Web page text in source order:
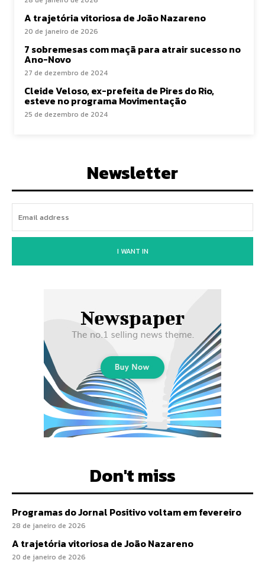
A trajetória vitoriosa de João Nazareno
20 de janeiro de 2026
7 sobremesas com maçã para atrair sucesso no
Ano-Novo
27 de dezembro de 2024
Cleide Veloso, ex-prefeita de Pires do Rio,
esteve no programa Movimentação
25 de dezembro de 2024
Newsletter
I WANT IN
Don't miss
Programas do Jornal Positivo voltam em fevereiro
28 de janeiro de 2026
A trajetória vitoriosa de João Nazareno
20 de janeiro de 2026